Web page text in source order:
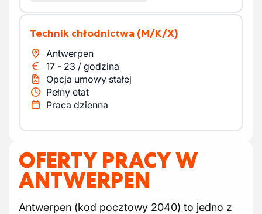
Technik chłodnictwa (M/K/X)
Antwerpen
17 - 23 / godzina
Opcja umowy stałej
Pełny etat
Praca dzienna
OFERTY PRACY W
ANTWERPEN
Antwerpen (kod pocztowy 2040) to jedno z